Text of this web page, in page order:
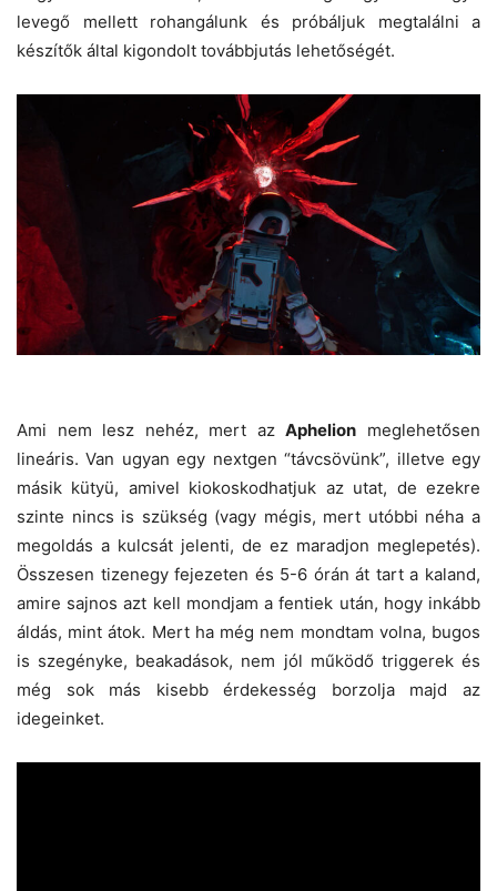
levegő mellett rohangálunk és próbáljuk megtalálni a
készítők által kigondolt továbbjutás lehetőségét.
Ami nem lesz nehéz, mert azAphelion meglehetősen
lineáris. Van ugyan egy nextgen “távcsövünk”, illetve egy
másik kütyü, amivel kiokoskodhatjuk az utat, de ezekre
szinte nincs is szükség (vagy mégis, mert utóbbi néha a
megoldás a kulcsát jelenti, de ez maradjon meglepetés).
Összesen tizenegy fejezeten és 5-6 órán át tart a kaland,
amire sajnos azt kell mondjam a fentiek után, hogy inkább
áldás, mint átok. Mert ha még nem mondtam volna, bugos
is szegényke, beakadások, nem jól működő triggerek és
még sok más kisebb érdekesség borzolja majd az
idegeinket.